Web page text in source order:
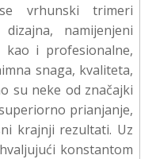
vrhunski trimeri
namijenjeni
i profesionalne,
snaga, kvaliteta,
su neke od značajki
prianjanje,
krajnji rezultati. Uz
konstantom